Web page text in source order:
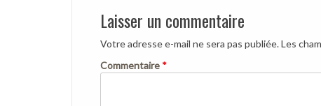
Laisser un commentaire
Votre adresse e-mail ne sera pas publiée.Les
Commentaire *